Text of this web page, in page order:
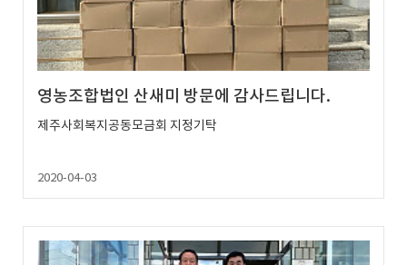
영농조합법인 산새미 방문에 감사드립니다.
제주사회복지공동모금회 지정기탁
2020-04-03